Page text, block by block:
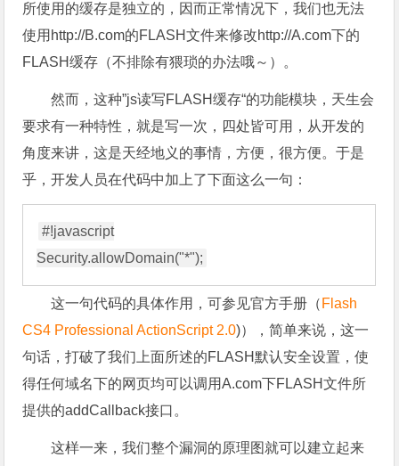
所使用的缓存是独立的，因而正常情况下，我们也无法
使用http://B.com的FLASH文件来修改http://A.com下的
FLASH缓存（不排除有猥琐的办法哦～）。
然而，这种”js读写FLASH缓存“的功能模块，天生会
要求有一种特性，就是写一次，四处皆可用，从开发的
角度来讲，这是天经地义的事情，方便，很方便。于是
乎，开发人员在代码中加上了下面这么一句：
#!javascript
这一句代码的具体作用，可参见官方手册（ Flash
CS4 Professional ActionScript 2.0)），简单来说，这一
句话，打破了我们上面所述的FLASH默认安全设置，使
得任何域名下的网页均可以调用A.com下FLASH文件所
提供的addCallback接口。
这样一来，我们整个漏洞的原理图就可以建立起来